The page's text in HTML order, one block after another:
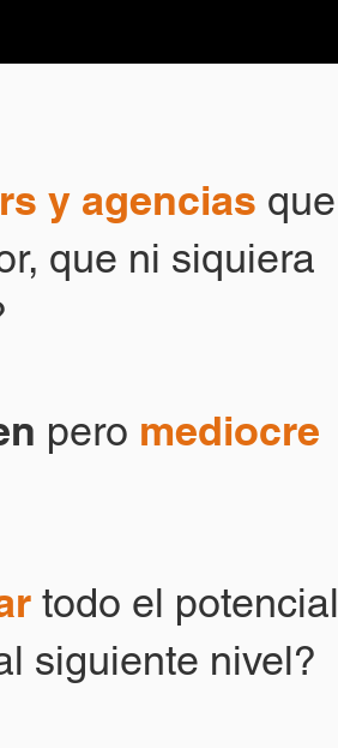
y agencias que
que ni siquiera
pero mediocre
todo el potencial
siguiente nivel?